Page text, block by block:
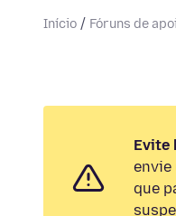
Início Fóruns de
Evite
envie
que